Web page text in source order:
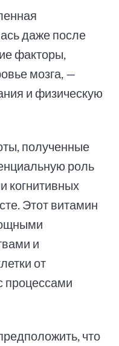
даже после
факторы,
мозга, —
и физическую
полученные
роль
когнитивных
Этот витамин
и
от
процессами
что